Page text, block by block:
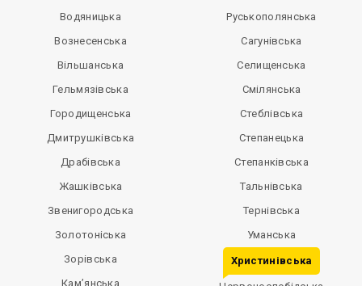
Водяницька
Вознесенська
Вільшанська
Гельмязівська
Городищенська
Дмитрушківська
Драбівська
Жашківська
Звенигородська
Золотоніська
Зорівська
Кам’янська
Руськополянська
Сагунівська
Селищенська
Смілянська
Стеблівська
Степанецька
Степанківська
Тальнівська
Тернівська
Уманська
Христинівська